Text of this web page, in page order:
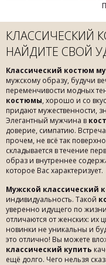
КЛАССИЧЕСКИЙ
НАЙДИТЕ СВОЙ
Классический костюм
мужскому образу, будучи
переменчивости модных
костюмы, хорошо и со
придают мужественности,
Элегантный мужчина в
доверие, симпатию.
прочем, не всё так
складывается в течение
образ и внутреннее
которое Вас характеризует.
Мужской классический
индивидуальность. Такой
уверенно идущего по
отличаются от женских: их
новинки не уникальны и
это отлично! Вы можете
классический купить
ещё долго. Чего нельзя